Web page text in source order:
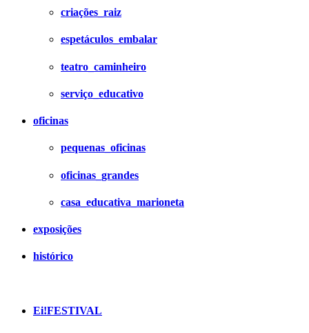
criações_raiz
espetáculos_embalar
teatro_caminheiro
serviço_educativo
oficinas
pequenas_oficinas
oficinas_grandes
casa_educativa_marioneta
exposições
histórico
Ei!FESTIVAL